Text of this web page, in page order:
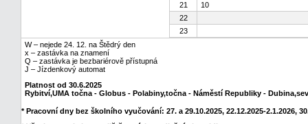
21
10
22
23
W – nejede 24. 12. na Štědrý den
x – zastávka na znamení
Q – zastávka je bezbariérově přístupná
J – Jízdenkový automat
Platnost od 30.6.2025
Rybitví,UMA točna - Globus - Polabiny,točna - Náměstí Republiky -
* Pracovní dny bez školního vyučování: 27. a 29.10.2025, 22.12.2025-2.1.2026,